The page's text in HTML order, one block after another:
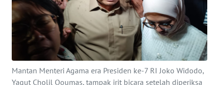
Mantan Menteri Agama era Presiden ke-7 RI Joko Widodo,
Yaqut Cholil Qoumas, tampak irit bicara setelah diperiksa
INTERNASIONAL
SERBA-SERBI
PENDIDIKAN